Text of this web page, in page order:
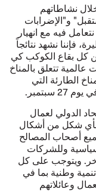
نشاطاتهم
و"الإضرابات
فيه مع انهيار
فإننا نشهد نتائجاً
كل بقاع الكوكب كي
عالمية تتعلق بالمناخ
الطارئة التي
الدولي لعمال
بأي شكل من أشكال
أصحاب المصالح
وللشركات
آخر. ويتوجب على كل
وطنية بما في
وعائلاتهم